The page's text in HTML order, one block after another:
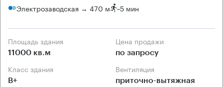
Электрозаводская → 470 м ~5 мин
Площадь здания
11000 кв.м
Цена продажи
по запросу
Класс здания
B+
Вентиляция
приточно-вытяжная